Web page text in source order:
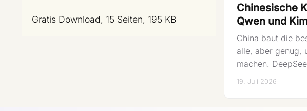
Chinesische
Qwen und
China baut die
alle, aber genug,
machen.
19. Juli 2026
Gratis Download, 15 Seiten, 195 KB